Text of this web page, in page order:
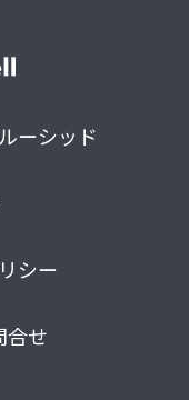
ーシッド
シー
合せ